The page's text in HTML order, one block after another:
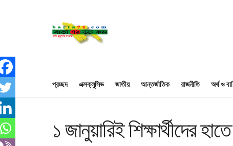
প্রচ্ছদ এক্সক্লুসিভ জাতীয় আন্তর্জাতিক রাজনীতি অর্থ ও
১ জানুয়ারিই শিক্ষার্থীদের